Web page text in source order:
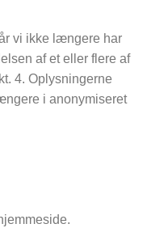
vi ikke længere har
af et eller flere af
4. Oplysningerne
i anonymiseret